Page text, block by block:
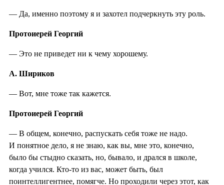
— Да, именно поэтому я и захотел подчеркнуть эту роль.
Протоиерей Георгий
— Это не приведет ни к чему хорошему.
А. Шириков
— Вот, мне тоже так кажется.
Протоиерей Георгий
— В общем, конечно, распускать себя тоже не надо.
И понятное дело, я не знаю, как вы, мне это, конечно,
было бы стыдно сказать, но, бывало, и дрался в школе,
когда учился. Кто-то из вас, может быть, был
поинтеллигентнее, помягче. Но проходили через этот, как